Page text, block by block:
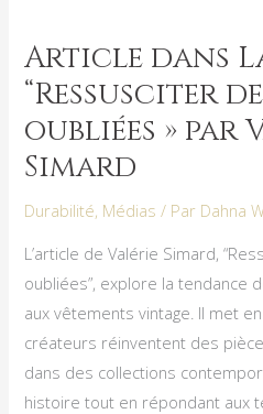
Article dans
“Ressusciter
oubliées » par
Simard
Durabilité, Médias / Par Dahna
L’article de Valérie Simard,
oubliées”, explore la tendance
aux vêtements vintage. Il met
créateurs réinventent des
dans des collections
histoire tout en répondant aux
La
Presse:
“Ressusciter
des
perles
oubliées »
Valerie
Simard